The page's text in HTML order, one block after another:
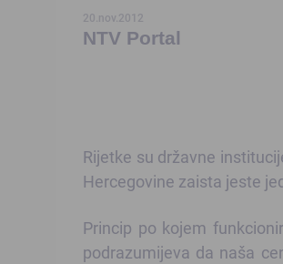
20.nov.2012
NTV Portal
Rijetke su državne
Hercegovine zaista jeste
Princip po kojem
podrazumijeva da naša